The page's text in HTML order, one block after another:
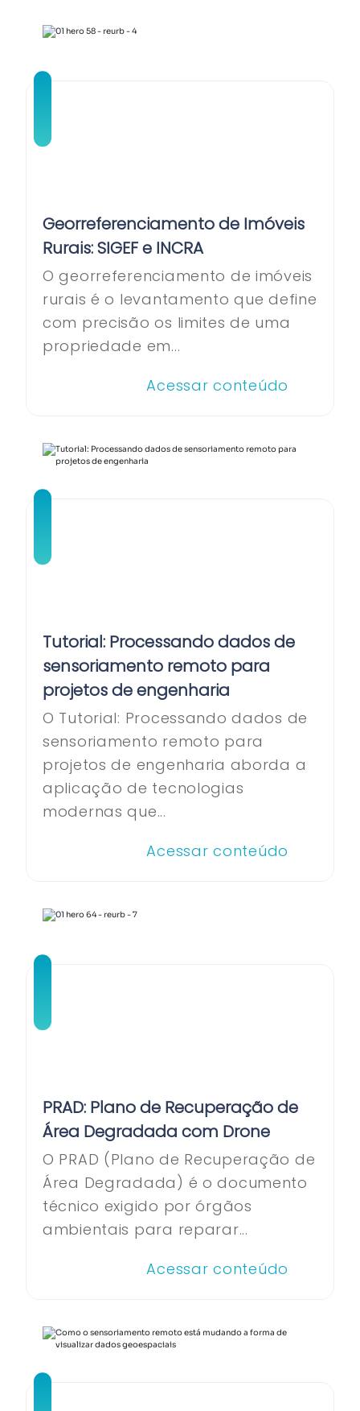
Georreferenciamento de Imóveis
Rurais: SIGEF e INCRA
O georreferenciamento de imóveis
rurais é o levantamento que define
com precisão os limites de uma
propriedade em...
Acessar conteúdo
Tutorial: Processando dados de
sensoriamento remoto para
projetos de engenharia
O Tutorial: Processando dados de
sensoriamento remoto para
projetos de engenharia aborda a
aplicação de tecnologias
modernas que...
Acessar conteúdo
PRAD: Plano de Recuperação de
Área Degradada com Drone
O PRAD (Plano de Recuperação de
Área Degradada) é o documento
técnico exigido por órgãos
ambientais para reparar...
Acessar conteúdo